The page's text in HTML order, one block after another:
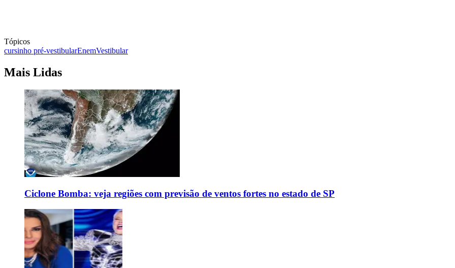
Tópicos
cursinho pré-vestibularEnemVestibular
Mais Lidas
Ciclone Bomba: veja regiões com previsão de ventos fortes no estado de SP